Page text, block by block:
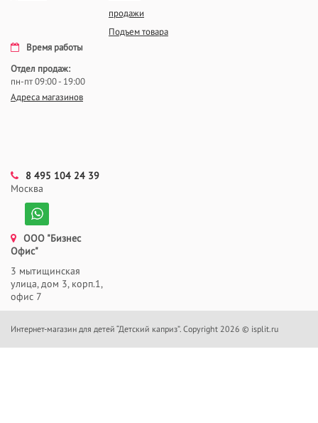
продажи
Подъем товара
Время работы
Отдел продаж:
пн-пт 09:00 - 19:00
Адреса магазинов
8 495 104 24 39
Москва
ООО "Бизнес
Офис"
3 мытищинская
улица, дом 3, корп.1,
офис 7
Интернет-магазин для детей “Детский каприз”. Copyright 2026 © isplit.ru